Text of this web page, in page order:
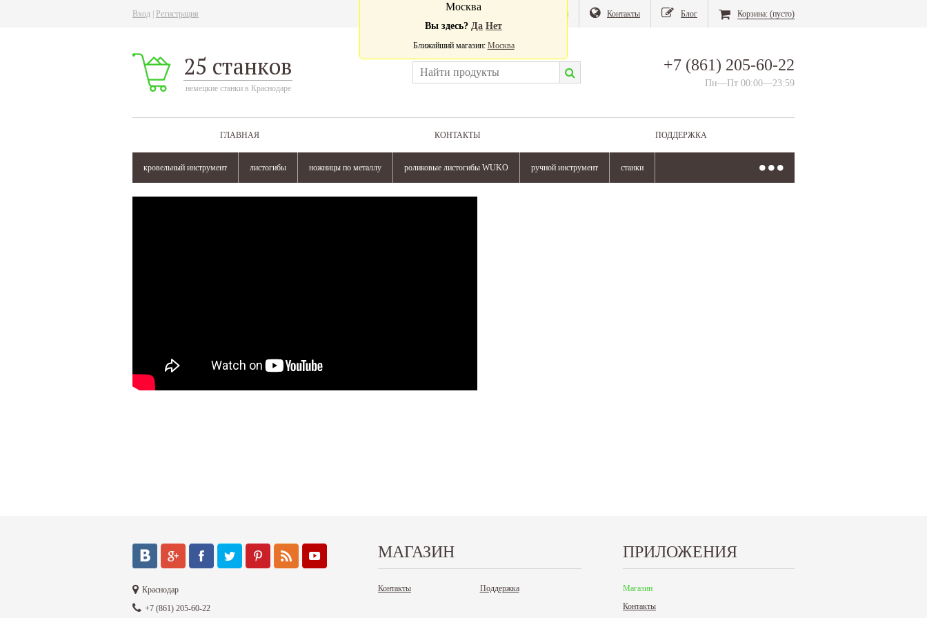
Вход Регистрация Магазин Контакты Блог Корзина: (пусто)
25 станков
немецкие станки в Краснодаре
+7 (861) 205-60-22
Пн—Пт 00:00—23:59
ГЛАВНАЯ КОНТАКТЫ ПОДДЕРЖКА
кровельный инструмент листогибы ножницы по металлу роликовые листогибы WUKO ручной инструмент станки
Москва
Вы здесь? Да Нет
Ближайший магазин: Москва
Краснодар
+7 (861) 205-60-22
МАГАЗИН
Контакты Поддержка
ПРИЛОЖЕНИЯ
Магазин
Контакты